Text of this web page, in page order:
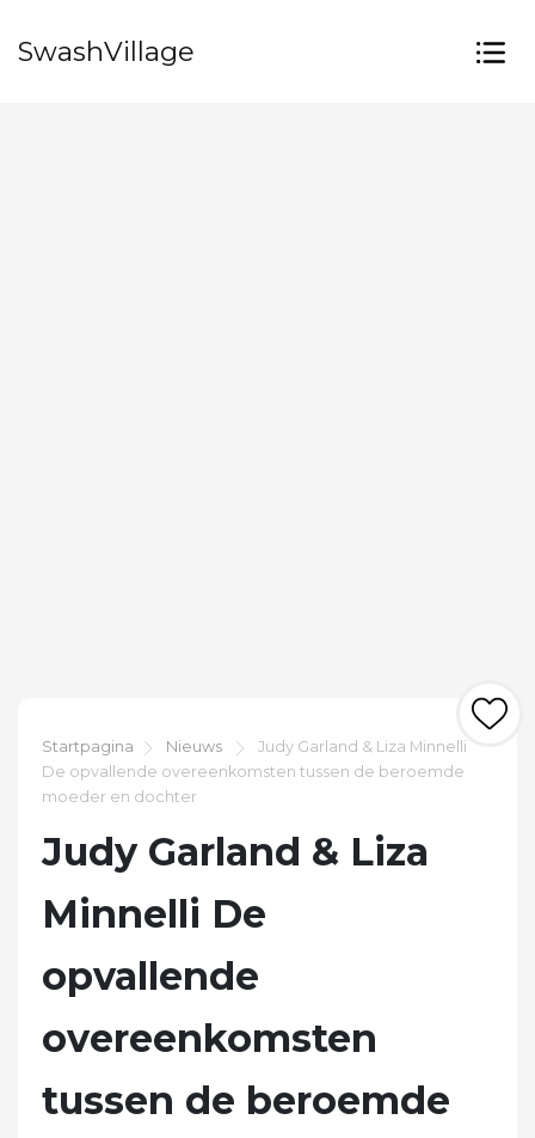
SwashVillage
Startpagina Nieuws
Judy Garland & Liza Minnelli
De opvallende overeenkomsten tussen de beroemde
moeder en dochter
Judy Garland & Liza
Minnelli De
opvallende
overeenkomsten
tussen de beroemde